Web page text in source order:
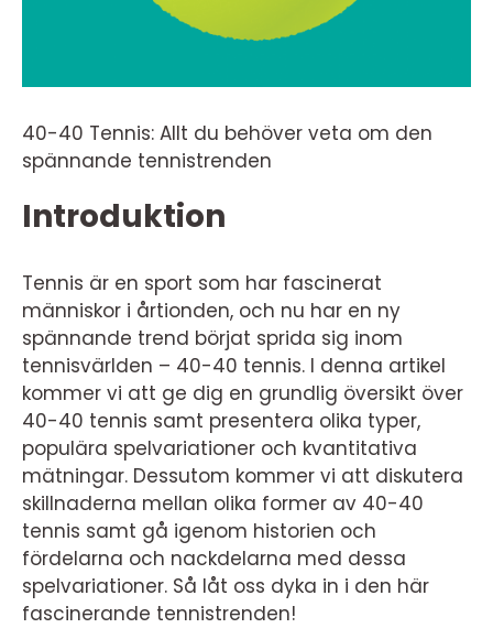
40-40 Tennis: Allt du behöver veta om den
spännande tennistrenden
Introduktion
Tennis är en sport som har fascinerat
människor i årtionden, och nu har en ny
spännande trend börjat sprida sig inom
tennisvärlden – 40-40 tennis. I denna artikel
kommer vi att ge dig en grundlig översikt över
40-40 tennis samt presentera olika typer,
populära spelvariationer och kvantitativa
mätningar. Dessutom kommer vi att diskutera
skillnaderna mellan olika former av 40-40
tennis samt gå igenom historien och
fördelarna och nackdelarna med dessa
spelvariationer. Så låt oss dyka in i den här
fascinerande tennistrenden!